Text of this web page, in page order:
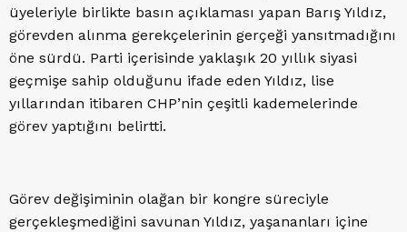
üyeleriyle birlikte basın açıklaması yapan Barış Yıldız,
görevden alınma gerekçelerinin gerçeği yansıtmadığını
öne sürdü. Parti içerisinde yaklaşık 20 yıllık siyasi
geçmişe sahip olduğunu ifade eden Yıldız, lise
yıllarından itibaren CHP’nin çeşitli kademelerinde
görev yaptığını belirtti.
Görev değişiminin olağan bir kongre süreciyle
gerçekleşmediğini savunan Yıldız, yaşananları içine